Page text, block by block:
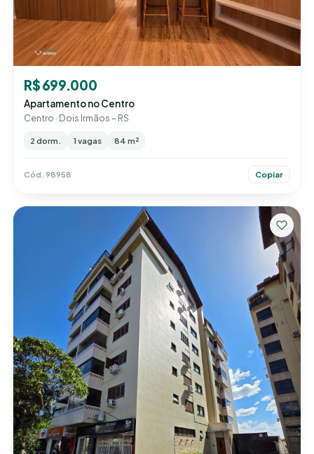
R$ 699.000
Apartamento no Centro
Centro · Dois Irmãos – RS
2 dorm. 1 vagas 84 m²
Cód. 98958 Copiar